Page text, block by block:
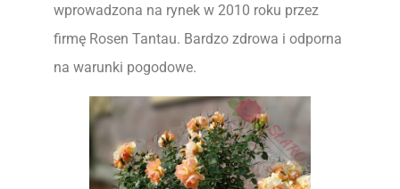
wprowadzona na rynek w 2010 roku przez
firmę Rosen Tantau. Bardzo zdrowa i odporna
na warunki pogodowe.